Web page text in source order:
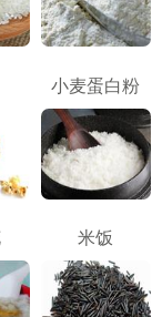
小麦蛋白粉
米饭